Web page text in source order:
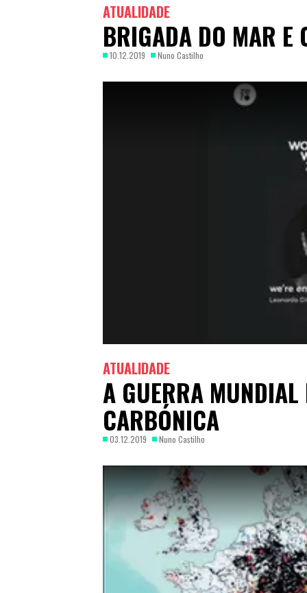
ATUALIDADE
BRIGADA DO MAR E
10.12.2019 Nuno Castilho
ATUALIDADE
A GUERRA
CARBÓNICA
03.12.2019 Nuno Castilho